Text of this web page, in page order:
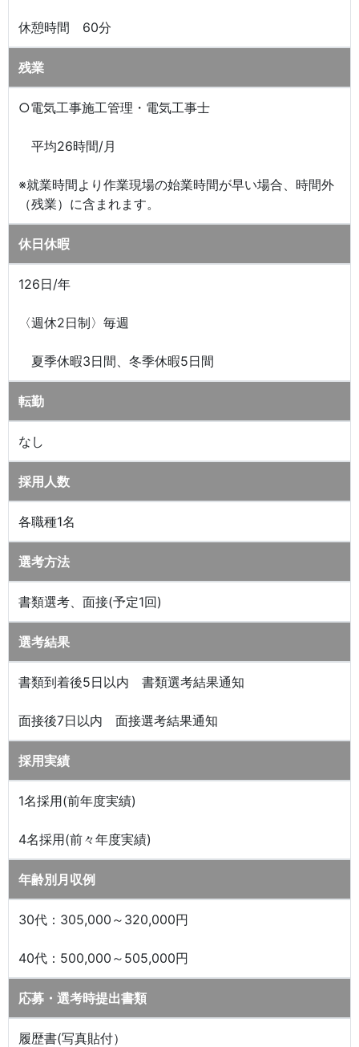
休憩時間 60分
残業
○電気工事施工管理・電気工事士
平均26時間/月
※就業時間より作業現場の始業時間が早い場合、時間外
（残業）に含まれます。
休日休暇
126日/年
〈週休2日制〉毎週
夏季休暇3日間、冬季休暇5日間
転勤
なし
採用人数
各職種1名
選考方法
書類選考、面接(予定1回)
選考結果
書類到着後5日以内 書類選考結果通知
面接後7日以内 面接選考結果通知
採用実績
1名採用(前年度実績)
4名採用(前々年度実績)
年齢別月収例
30代：305,000～320,000円
40代：500,000～505,000円
応募・選考時提出書類
履歴書(写真貼付）